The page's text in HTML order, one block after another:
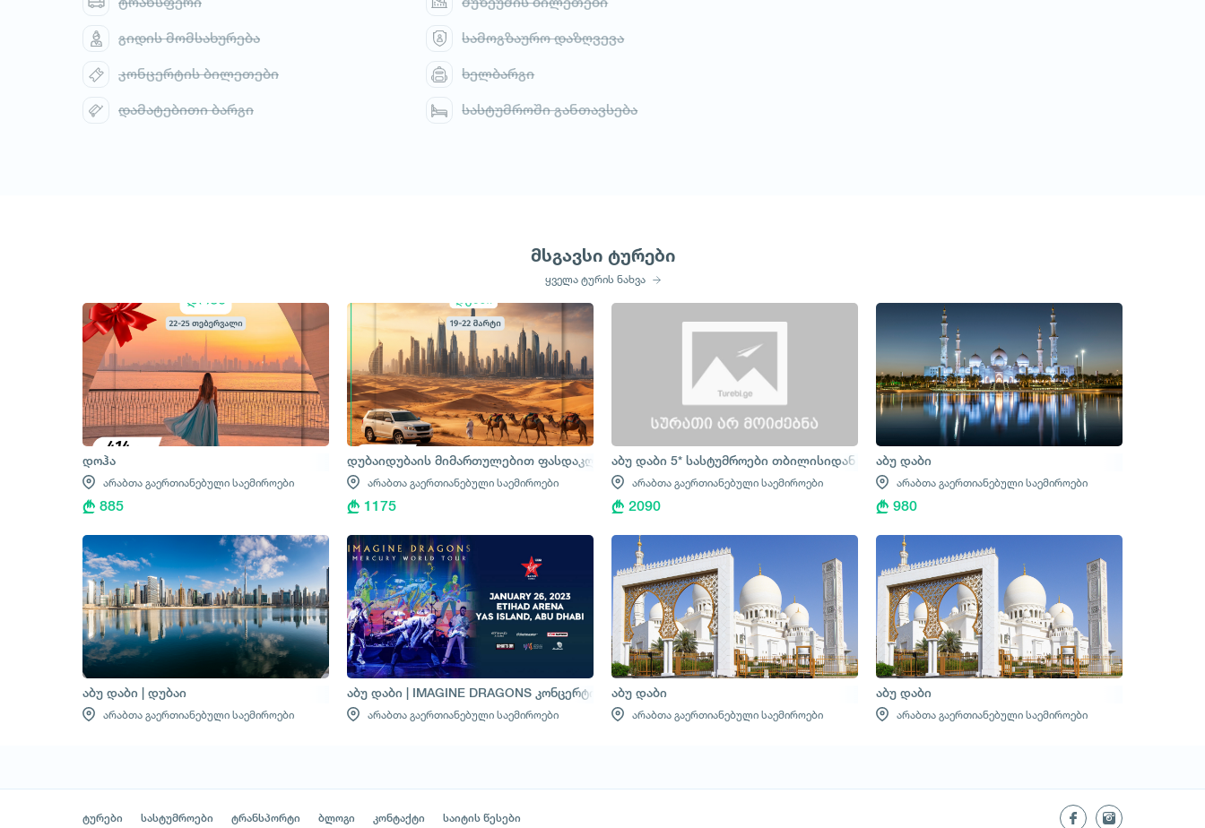
გიდის მომსახურება სამოგზაურო დაზღვევა
კონცერტის ბილეთები ხელბარგი
დამატებითი ბარგი სასტუმროში განთავსება
მსგავსი ტურები
ყველა ტურის ნახვა
დოჰა
არაბთა გაერთიანებული საემიროები
885
დუბაიდუბაის მიმართულებით ფასდაკლებები გრძელდება
არაბთა გაერთიანებული საემიროები
1175
აბუ დაბი 5* სასტუმროები თბილისიდან
არაბთა გაერთიანებული საემიროები
2090
აბუ დაბი
არაბთა გაერთიანებული საემიროები
980
აბუ დაბი | დუბაი
არაბთა გაერთიანებული საემიროები
აბუ დაბი | IMAGINE DRAGONS კონცერტი
არაბთა გაერთიანებული საემიროები
აბუ დაბი
არაბთა გაერთიანებული საემიროები
აბუ დაბი
არაბთა გაერთიანებული საემიროები
ტურები სასტუმროები ტრანსპორტი ბლოგი კონტაქტი საიტის წესები